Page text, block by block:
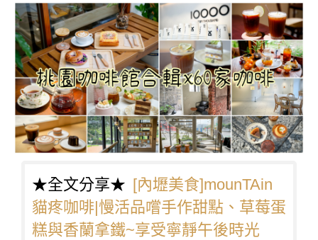
★全文分享★ [內壢美食]mounTAin
貓疼咖啡|慢活品嚐手作甜點、草莓蛋
糕與香蘭拿鐵~享受寧靜午後時光